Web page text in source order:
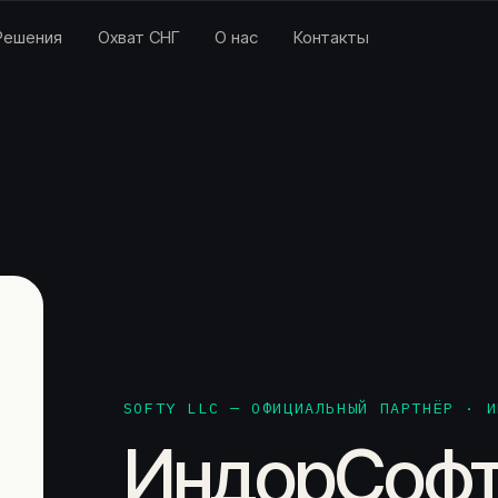
Охват СНГ О нас Контакты
SOFTY LLC — ОФИЦИАЛЬНЫЙ ПАРТНЁР ·